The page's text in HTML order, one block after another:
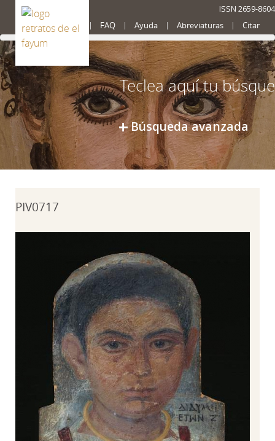
ISSN 2659-8604
Presentación FAQ Ayuda Abreviaturas Citar
Búsqueda avanzada
PIV0717